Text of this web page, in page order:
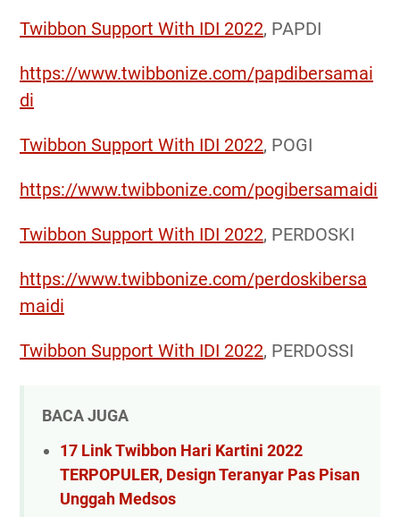
Twibbon Support With IDI 2022, PAPDI
https://www.twibbonize.com/papdibersamai
di
Twibbon Support With IDI 2022, POGI
https://www.twibbonize.com/pogibersamaidi
Twibbon Support With IDI 2022, PERDOSKI
https://www.twibbonize.com/perdoskibersa
maidi
Twibbon Support With IDI 2022, PERDOSSI
BACA JUGA
17 Link Twibbon Hari Kartini 2022
TERPOPULER, Design Teranyar Pas Pisan
Unggah Medsos